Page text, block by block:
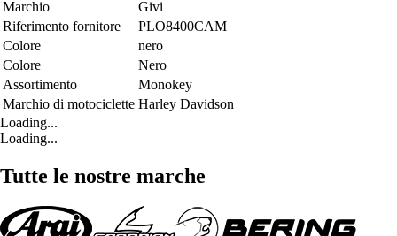
Marchio
Givi
Riferimento fornitore
PLO8400CAM
Colore
nero
Colore
Nero
Assortimento
Monokey
Marchio di motociclette Harley Davidson
Loading...
Loading...
Tutte le nostre marche